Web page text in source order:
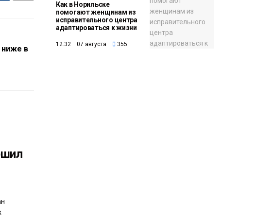
ниже в
Как в Норильске
помогают женщинам из
исправительного центра
адаптироваться к жизни
12:32 07 августа 355